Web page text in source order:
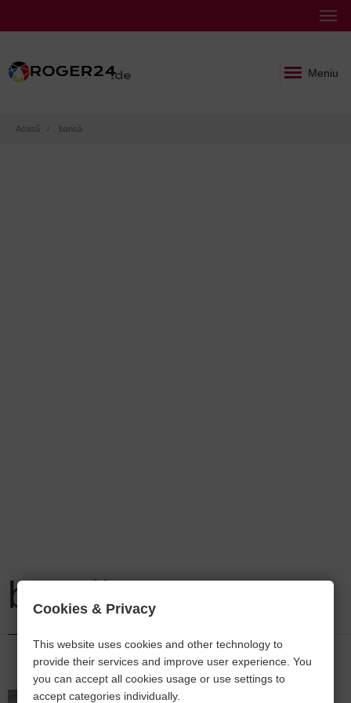
Meniu
Breadcrumb
Acasă bancă
bancă
Cookies & Privacy
This website uses cookies and other technology to
provide their services and improve user experience. You
you can accept all cookies usage or use settings to
accept categories individually.